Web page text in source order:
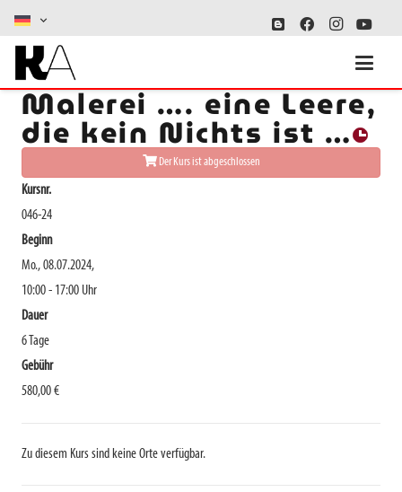
Schwarz-Weiß-
Malerei …. eine Leere,
die kein Nichts ist …
Der Kurs ist abgeschlossen
Kursnr.
046-24
Beginn
Mo., 08.07.2024,
10:00 - 17:00 Uhr
Dauer
6 Tage
Gebühr
580,00 €
Zu diesem Kurs sind keine Orte verfügbar.